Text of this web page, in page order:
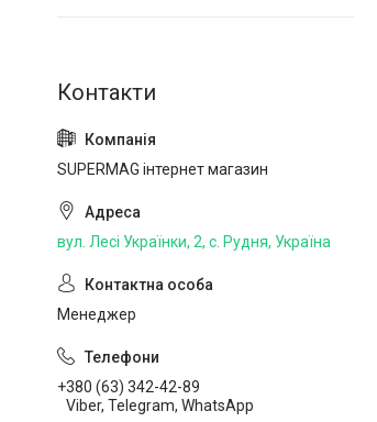
SUPERMAG інтернет магазин
вул. Лесі Українки, 2, с. Рудня, Україна
Менеджер
+380 (63) 342-42-89
Viber, Telegram, WhatsApp